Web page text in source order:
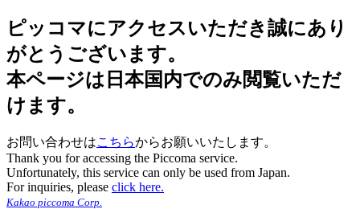
ピッコマにアクセスいただき誠にあり
がとうございます。
本ページは日本国内でのみ閲覧いただ
けます。
お問い合わせはこちらからお願いいたします。
Thank you for accessing the Piccoma service.
Unfortunately, this service can only be used from Japan.
For inquiries, please click here.
Kakao piccoma Corp.